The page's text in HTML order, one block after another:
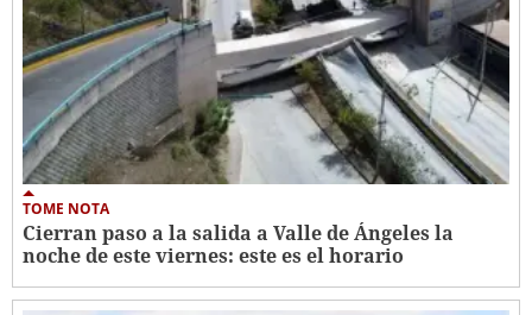
TOME NOTA
Cierran paso a la salida a Valle de Ángeles la
noche de este viernes: este es el horario